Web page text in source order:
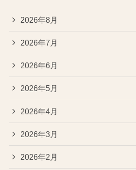
2026年8月
2026年7月
2026年6月
2026年5月
2026年4月
2026年3月
2026年2月